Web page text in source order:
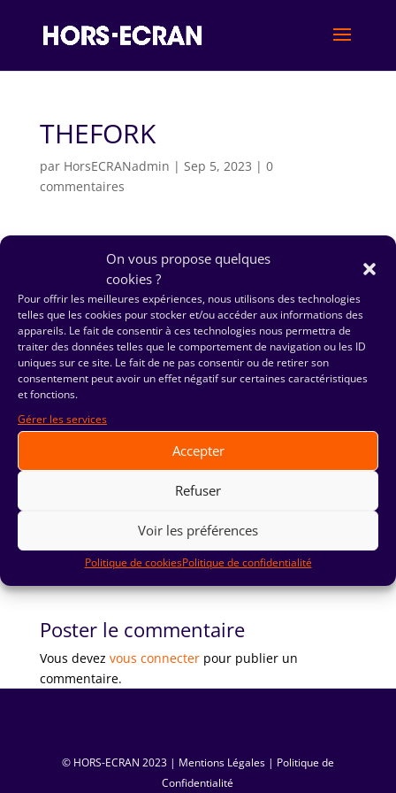
On vous propose quelques
cookies ?
Pour offrir les meilleures expériences, nous utilisons des technologies
telles que les cookies pour stocker et/ou accéder aux informations des
appareils. Le fait de consentir à ces technologies nous permettra de
traiter des données telles que le comportement de navigation ou les ID
uniques sur ce site. Le fait de ne pas consentir ou de retirer son
consentement peut avoir un effet négatif sur certaines caractéristiques
et fonctions.
Gérer les services
Accepter
Refuser
Voir les préférences
Politique de cookiesPolitique de confidentialité
THEFORK
par HorsECRANadmin | Sep 5, 2023 | 0
commentaires
Poster le commentaire
Vous devez vous connecterpour publier un
commentaire.
© HORS-ECRAN ‏ 2023| Mentions Légales| Politique de
Confidentialité